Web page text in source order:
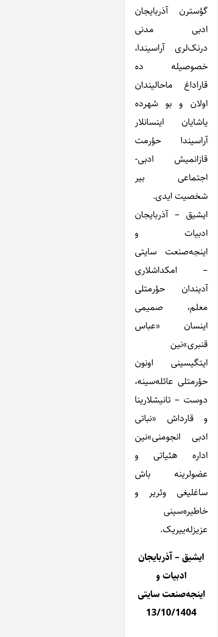
گؤسترن آذربایجان
ادبی مدنی
درنک‌لری آراسیندا،
خصوصیله ده
قاراداغ ماحالیندان
اولان و بو شهرده
یاشایان اینسانلار
آراسیندا حؤرمت
قازانمیش ادبی-
اجتماعی بیر
شخصیت ایدی.
ایشیق – آذربایجان
ادبیات و
اینجه‌صنعت سایتی
– امکداشلاری
آدیندان حؤرمتلی
معلم، صمیمی
اینسان «عباس
قنبری»نین
ایتگیسینی اونون
حؤرمتلی عائله‌سینه،
دوست – تانیشلارینا
و قارداش «نباتی
ادبی انجومنی»نین
اداره هئیاتی و
عضولرینه باش
ساغلیغی وئریر و
خاطیره‌سینی
عزیزله‌ییریک.
ایشیق – آذربایجان
ادبیات و
اینجه‌صنعت سایتی
13/10/1404